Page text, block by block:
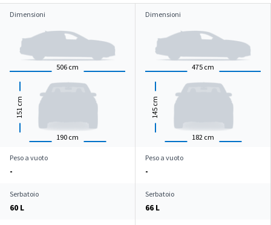
Dimensioni
506 cm
190 cm
151
cm
Dimensioni
475 cm
182 cm
145
cm
Peso a vuoto
-
Peso a vuoto
-
Serbatoio
60 L
Serbatoio
66 L